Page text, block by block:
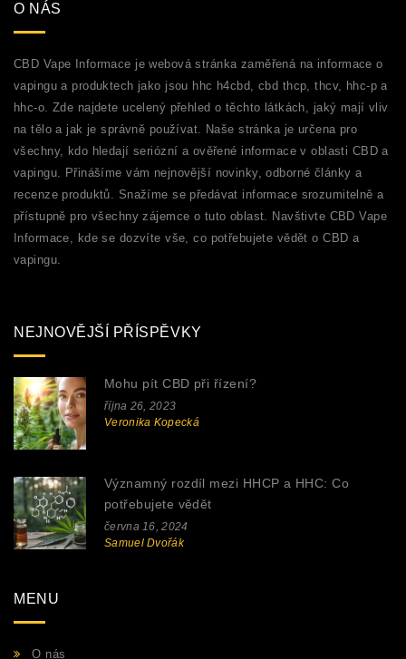
O NÁS
CBD Vape Informace je webová stránka zaměřená na informace o
vapingu a produktech jako jsou hhc h4cbd, cbd thcp, thcv, hhc-p a
hhc-o. Zde najdete ucelený přehled o těchto látkách, jaký mají vliv
na tělo a jak je správně používat. Naše stránka je určena pro
všechny, kdo hledají seriózní a ověřené informace v oblasti CBD a
vapingu. Přinášíme vám nejnovější novinky, odborné články a
recenze produktů. Snažíme se předávat informace srozumitelně a
přístupně pro všechny zájemce o tuto oblast. Navštivte CBD Vape
Informace, kde se dozvíte vše, co potřebujete vědět o CBD a
vapingu.
NEJNOVĚJŠÍ PŘÍSPĚVKY
Mohu pít CBD při řízení?
října 26, 2023
Veronika Kopecká
Významný rozdíl mezi HHCP a HHC: Co
potřebujete vědět
června 16, 2024
Samuel Dvořák
MENU
O nás